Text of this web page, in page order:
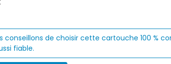
conseillons de choisir cette cartouche 100 %
fiable.